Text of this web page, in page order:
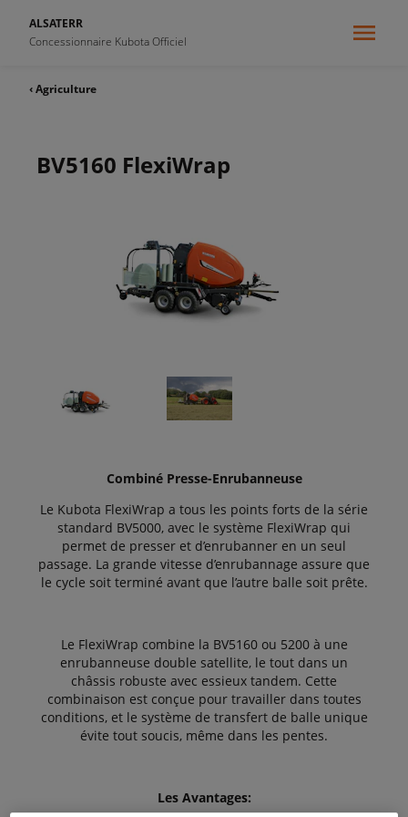
ALSATERR
Concessionnaire Kubota Officiel
‹ Agriculture
BV5160 FlexiWrap
Combiné Presse-Enrubanneuse
Le Kubota FlexiWrap a tous les points forts de la série
standard BV5000, avec le système FlexiWrap qui
permet de presser et d’enrubanner en un seul
passage. La grande vitesse d’enrubannage assure que
le cycle soit terminé avant que l’autre balle soit prête.
Le FlexiWrap combine la BV5160 ou 5200 à une
enrubanneuse double satellite, le tout dans un
châssis robuste avec essieux tandem. Cette
combinaison est conçue pour travailler dans toutes
conditions, et le système de transfert de balle unique
évite tout soucis, même dans les pentes.
Les Avantages: